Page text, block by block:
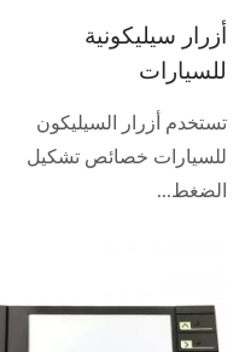
أزرار سيليكونية
للسيارات
تستخدم أزرار السيليكون
للسيارات خصائص تشكيل
الضغط...